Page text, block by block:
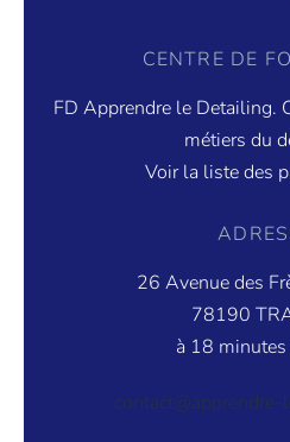
CENTRE DE
FD Apprendre le Detailing.
métiers du
Voir la liste des
26 Avenue des
78190
à 18 minutes